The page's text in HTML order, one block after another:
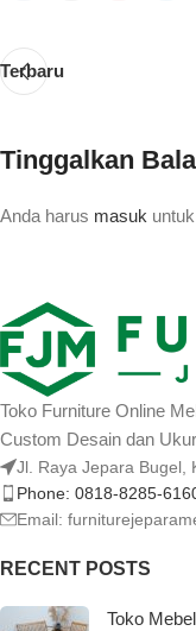
Terbaru
Tinggalkan
Anda harus masuk
Toko Furniture Online
Custom Desain dan
Jl. Raya Jepara Bugel,
Phone: 0818-8285-
Email:
RECENT POSTS
Toko